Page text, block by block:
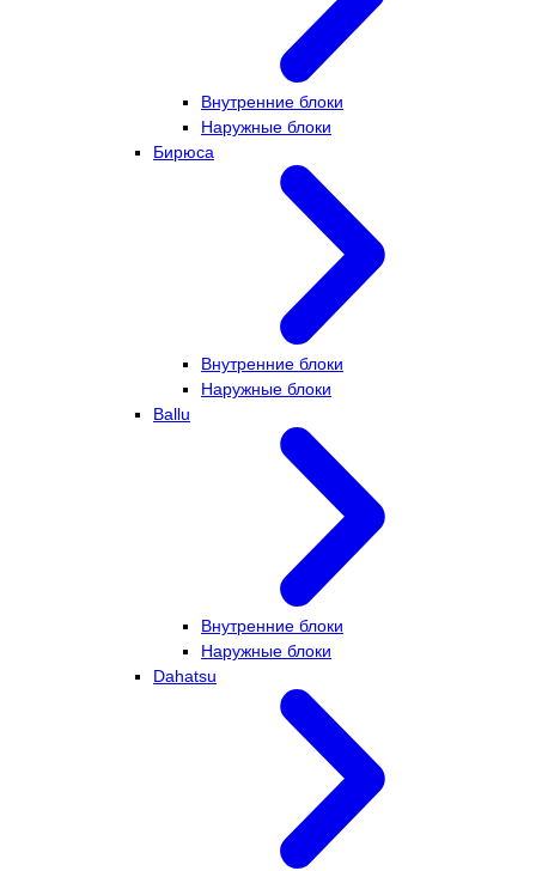
Внутренние блоки
Наружные блоки
Бирюса
Внутренние блоки
Наружные блоки
Ballu
Внутренние блоки
Наружные блоки
Dahatsu